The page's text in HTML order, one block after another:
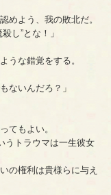
めよう、我の敗北だ。
し”とな！」
うな錯覚をする。
ないんだろ？」
てもよい。
うトラウマは一生彼女
権利は貴様らに与え